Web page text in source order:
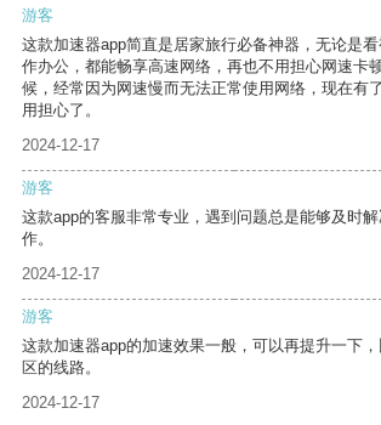
游客
这款加速器app简直是居家旅行必备神器，无论是
作办公，都能畅享高速网络，再也不用担心网速卡
候，经常因为网速慢而无法正常使用网络，现在有
用担心了。
2024-12-17
游客
这款app的客服非常专业，遇到问题总是能够及时
作。
2024-12-17
游客
这款加速器app的加速效果一般，可以再提升一下
区的线路。
2024-12-17